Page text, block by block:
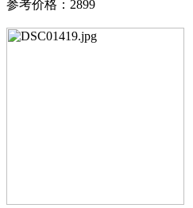
参考价格：2899